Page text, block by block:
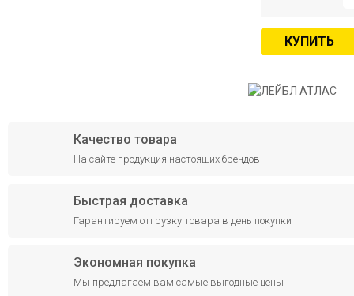
КУПИТЬ
Качество товара
На сайте продукция настоящих брендов
Быстрая доставка
Гарантируем отгрузку товара в день покупки
Экономная покупка
Мы предлагаем вам самые выгодные цены